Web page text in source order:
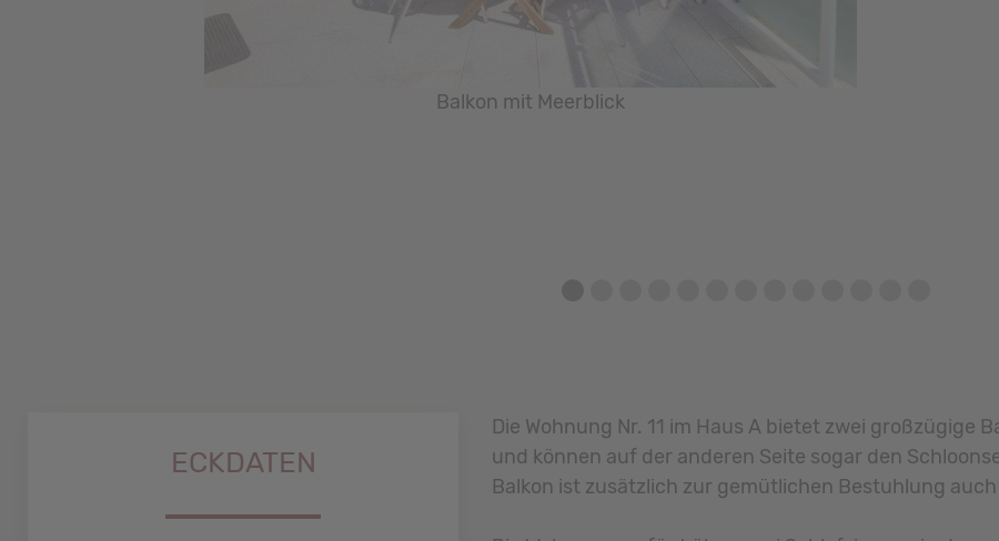
Balkon mit Meerblick
ECKDATEN
Die Wohnung Nr. 11 im Haus A bietet zwei großzügige
und können auf der anderen Seite sogar den
Balkon ist zusätzlich zur gemütlichen Bestuhlung